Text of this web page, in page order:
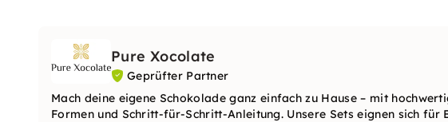
Pure Xocolate
Geprüfter Partner
Mach deine eigene Schokolade ganz einfach zu Hause – mit
Formen und Schritt-für-Schritt-Anleitung. Unsere Sets eignen sich für